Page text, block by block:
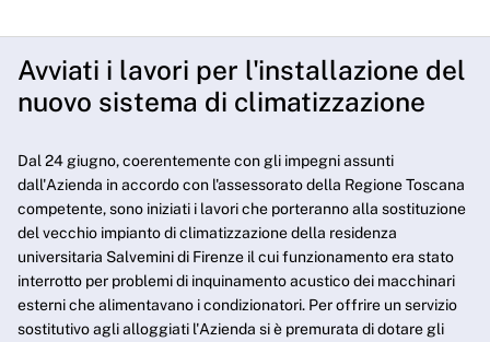
Avviati i lavori per l'installazione del
nuovo sistema di climatizzazione
Dal 24 giugno, coerentemente con gli impegni assunti
dall'Azienda in accordo con l'assessorato della Regione Toscana
competente, sono iniziati i lavori che porteranno alla sostituzione
del vecchio impianto di climatizzazione della residenza
universitaria Salvemini di Firenze il cui funzionamento era stato
interrotto per problemi di inquinamento acustico dei macchinari
esterni che alimentavano i condizionatori. Per offrire un servizio
sostitutivo agli alloggiati l'Azienda si è premurata di dotare gli